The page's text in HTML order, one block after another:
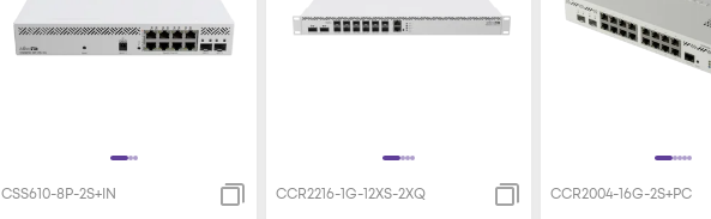
CSS610-8P-2S+IN CCR2216-1G-12XS-2XQ CCR2004-16G-2S+PC